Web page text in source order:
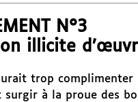
N°3
illicite
trop complimenter
surgir à la proue des